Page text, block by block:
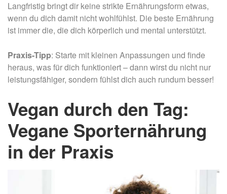
Langfristig bringt dir keine strikte Ernährungsform etwas,
wenn du dich damit nicht wohlfühlst. Die beste Ernährung
ist immer die, die dich körperlich und mental unterstützt.
Praxis-Tipp: Starte mit kleinen Anpassungen und finde
heraus, was für dich funktioniert – dann wirst du nicht nur
leistungsfähiger, sondern fühlst dich auch rundum besser!
Vegan durch den Tag:
Vegane Sporternährung
in der Praxis